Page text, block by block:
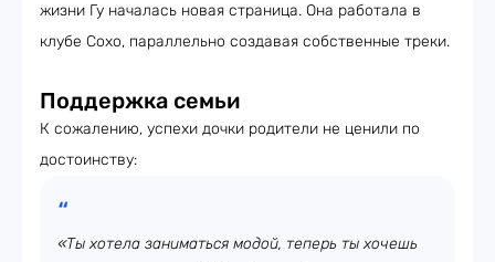
жизни Гу началась новая страница. Она работала в
клубе Сохо, параллельно создавая собственные треки.
Поддержка семьи
К сожалению, успехи дочки родители не ценили по
достоинству:
«Ты хотела заниматься модой, теперь ты хочешь